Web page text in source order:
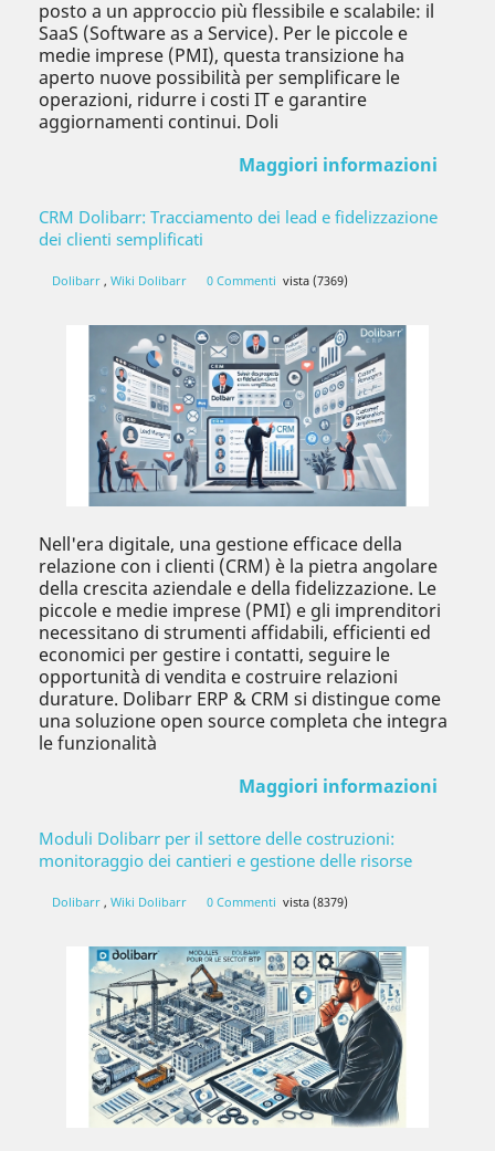
posto a un approccio più flessibile e scalabile: il
SaaS (Software as a Service). Per le piccole e
medie imprese (PMI), questa transizione ha
aperto nuove possibilità per semplificare le
operazioni, ridurre i costi IT e garantire
aggiornamenti continui. Doli
Maggiori informazioni
CRM Dolibarr: Tracciamento dei lead e fidelizzazione
dei clienti semplificati
Dolibarr , Wiki Dolibarr 0 Commenti vista (7369)
Nell'era digitale, una gestione efficace della
relazione con i clienti (CRM) è la pietra angolare
della crescita aziendale e della fidelizzazione. Le
piccole e medie imprese (PMI) e gli imprenditori
necessitano di strumenti affidabili, efficienti ed
economici per gestire i contatti, seguire le
opportunità di vendita e costruire relazioni
durature. Dolibarr ERP & CRM si distingue come
una soluzione open source completa che integra
le funzionalità
Maggiori informazioni
Moduli Dolibarr per il settore delle costruzioni:
monitoraggio dei cantieri e gestione delle risorse
Dolibarr , Wiki Dolibarr 0 Commenti vista (8379)